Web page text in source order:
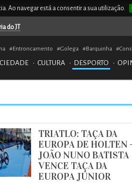
Ao navegar está a consentir a sua utilização.
do JT
#Entroncamento #Golega #Barquinha
• CULTURA • DESPORTO •
TRIATLO: TAÇA DA
EUROPA DE HOLTEN -
JOÃO NUNO BATISTA
VENCE TAÇA DA
EUROPA JÚNIOR